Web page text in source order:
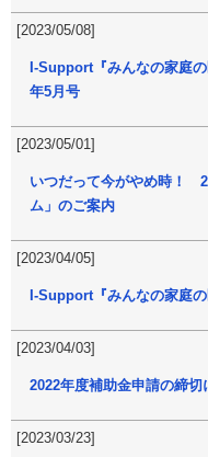
[2023/05/08]
I-Support『みんなの家庭
年5月号
[2023/05/01]
いつだって今がやめ時！
ム」のご案内
[2023/04/05]
I-Support『みんなの家庭
[2023/04/03]
2022年度補助金申請の締切
[2023/03/23]